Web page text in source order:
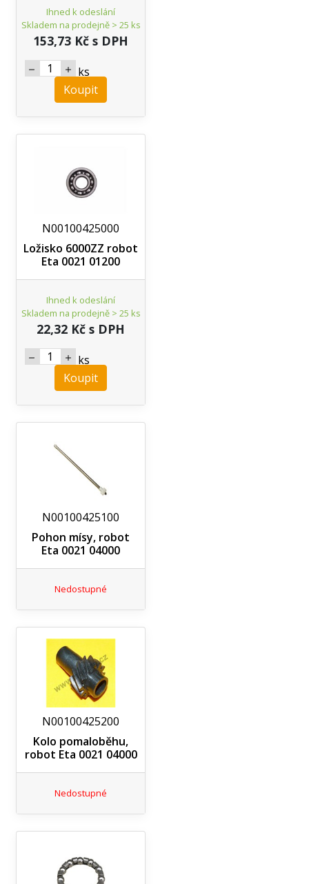
Ihned k odeslání
Skladem na prodejně > 25 ks
153,73 Kč s DPH
ks
Koupit
N00100425000
Ložisko 6000ZZ robot
Eta 0021 01200
Ihned k odeslání
Skladem na prodejně > 25 ks
22,32 Kč s DPH
ks
Koupit
N00100425100
Pohon mísy, robot
Eta 0021 04000
Nedostupné
N00100425200
Kolo pomaloběhu,
robot Eta 0021 04000
Nedostupné